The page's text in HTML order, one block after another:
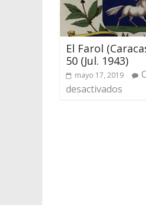
El Farol
50 (Jul. 1943)
mayo 17, 2019
desactivados